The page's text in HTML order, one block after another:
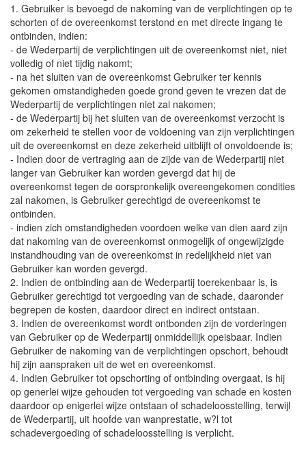
1. Gebruiker is bevoegd de nakoming van de verplichtingen op te
schorten of de overeenkomst terstond en met directe ingang te
ontbinden, indien:
- de Wederpartij de verplichtingen uit de overeenkomst niet, niet
volledig of niet tijdig nakomt;
- na het sluiten van de overeenkomst Gebruiker ter kennis
gekomen omstandigheden goede grond geven te vrezen dat de
Wederpartij de verplichtingen niet zal nakomen;
- de Wederpartij bij het sluiten van de overeenkomst verzocht is
om zekerheid te stellen voor de voldoening van zijn verplichtingen
uit de overeenkomst en deze zekerheid uitblijft of onvoldoende is;
- Indien door de vertraging aan de zijde van de Wederpartij niet
langer van Gebruiker kan worden gevergd dat hij de
overeenkomst tegen de oorspronkelijk overeengekomen condities
zal nakomen, is Gebruiker gerechtigd de overeenkomst te
ontbinden.
- indien zich omstandigheden voordoen welke van dien aard zijn
dat nakoming van de overeenkomst onmogelijk of ongewijzigde
instandhouding van de overeenkomst in redelijkheid niet van
Gebruiker kan worden gevergd.
2. Indien de ontbinding aan de Wederpartij toerekenbaar is, is
Gebruiker gerechtigd tot vergoeding van de schade, daaronder
begrepen de kosten, daardoor direct en indirect ontstaan.
3. Indien de overeenkomst wordt ontbonden zijn de vorderingen
van Gebruiker op de Wederpartij onmiddellijk opeisbaar. Indien
Gebruiker de nakoming van de verplichtingen opschort, behoudt
hij zijn aanspraken uit de wet en overeenkomst.
4. Indien Gebruiker tot opschorting of ontbinding overgaat, is hij
op generlei wijze gehouden tot vergoeding van schade en kosten
daardoor op enigerlei wijze ontstaan of schadeloosstelling, terwijl
de Wederpartij, uit hoofde van wanprestatie, w?l tot
schadevergoeding of schadeloosstelling is verplicht.